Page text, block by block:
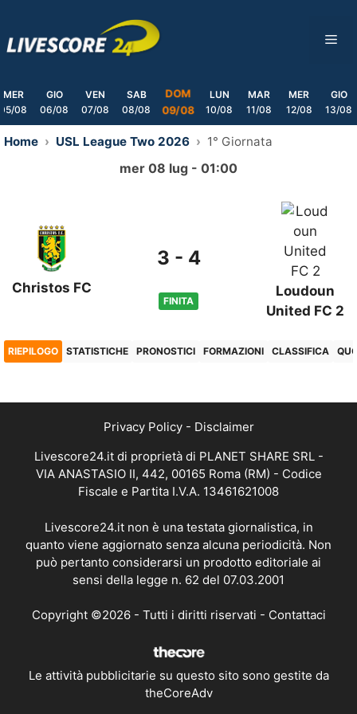
content
MER
05/08
GIO
06/08
VEN
07/08
SAB
08/08
DOM
09/08
LUN
10/08
MAR
11/08
MER
12/08
GIO
13/08
Home USL League Two 2026 1° Giornata
mer 08 lug - 01:00
Christos FC
3 - 4
FINITA
Loudoun
United FC 2
RIEPILOGO STATISTICHE PRONOSTICI FORMAZIONI CLASSIFICA
Privacy Policy- Disclaimer
Livescore24.it di proprietà di PLANET SHARE SRL -
VIA ANASTASIO II, 442, 00165 Roma (RM) - Codice
Fiscale e Partita I.V.A. 13461621008
Livescore24.it non è una testata giornalistica, in
quanto viene aggiornato senza alcuna periodicità. Non
può pertanto considerarsi un prodotto editoriale ai
sensi della legge n. 62 del 07.03.2001
Copyright ©2026 - Tutti i diritti riservati - Contattaci
Le attività pubblicitarie su questo sito sono gestite da
theCoreAdv